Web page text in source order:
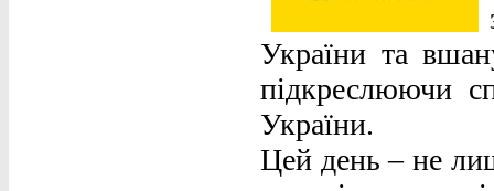
України та
підкреслюючи
України.
Цей день – не